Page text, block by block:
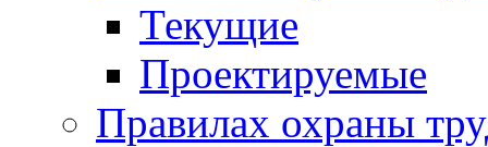
Текущие
Проектируемые
Правилах охраны